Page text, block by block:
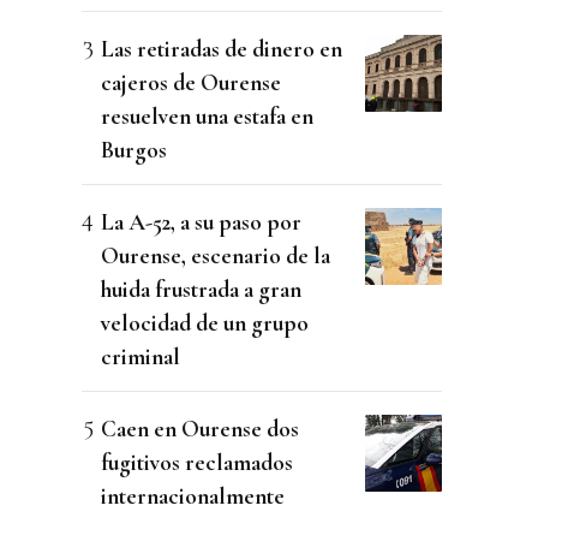
Las retiradas de dinero en
cajeros de Ourense
resuelven una estafa en
Burgos
La A-52, a su paso por
Ourense, escenario de la
huida frustrada a gran
velocidad de un grupo
criminal
Caen en Ourense dos
fugitivos reclamados
internacionalmente